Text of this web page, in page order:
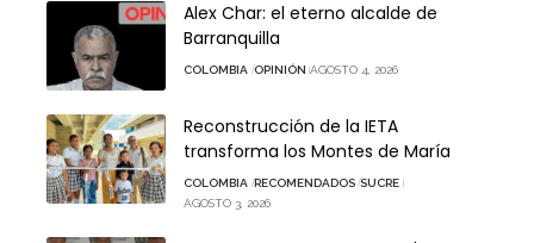
Alex Char: el eterno alcalde de
Barranquilla
COLOMBIA OPINIÓN AGOSTO 4, 2026
Reconstrucción de la IETA
transforma los Montes de María
COLOMBIA RECOMENDADOS SUCRE
AGOSTO 3, 2026